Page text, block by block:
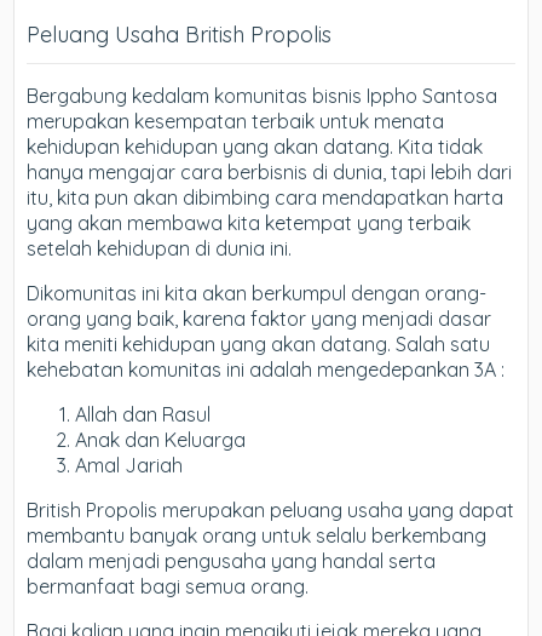
Peluang Usaha British Propolis
Bergabung kedalam komunitas bisnis Ippho Santosa
merupakan kesempatan terbaik untuk menata
kehidupan kehidupan yang akan datang. Kita tidak
hanya mengajar cara berbisnis di dunia, tapi lebih dari
itu, kita pun akan dibimbing cara mendapatkan harta
yang akan membawa kita ketempat yang terbaik
setelah kehidupan di dunia ini.
Dikomunitas ini kita akan berkumpul dengan orang-
orang yang baik, karena faktor yang menjadi dasar
kita meniti kehidupan yang akan datang. Salah satu
kehebatan komunitas ini adalah mengedepankan 3A :
Allah dan Rasul
Anak dan Keluarga
Amal Jariah
British Propolis merupakan peluang usaha yang dapat
membantu banyak orang untuk selalu berkembang
dalam menjadi pengusaha yang handal serta
bermanfaat bagi semua orang.